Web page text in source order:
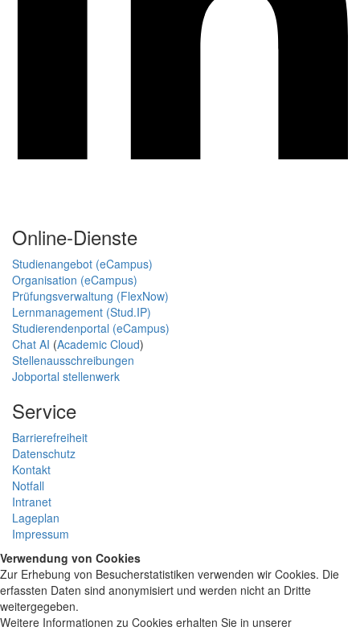
Online-Dienste
Studienangebot (eCampus)
Organisation (eCampus)
Prüfungsverwaltung (FlexNow)
Lernmanagement (Stud.IP)
Studierendenportal (eCampus)
Chat AI (Academic Cloud)
Stellenausschreibungen
Jobportal stellenwerk
Service
Barrierefreiheit
Datenschutz
Kontakt
Notfall
Intranet
Lageplan
Impressum
Verwendung von Cookies
Zur Erhebung von Besucherstatistiken verwenden wir Cookies. Die
erfassten Daten sind anonymisiert und werden nicht an Dritte
weitergegeben.
Weitere Informationen zu Cookies erhalten Sie in unserer